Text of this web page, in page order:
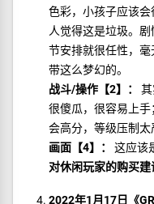
色彩，小孩子应该
人觉得这是垃圾。
节安排就很任性，
带这么梦幻的。
战斗/操作【2】：
很傻瓜，很容易上
会高分，等级压制太
画面【4】：
这应该
对休闲玩家的购买建
2022年1月17日《